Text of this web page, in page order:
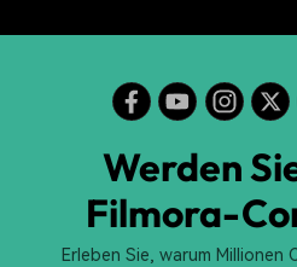
Werden
Filmora-
Erleben Sie, warum Millionen